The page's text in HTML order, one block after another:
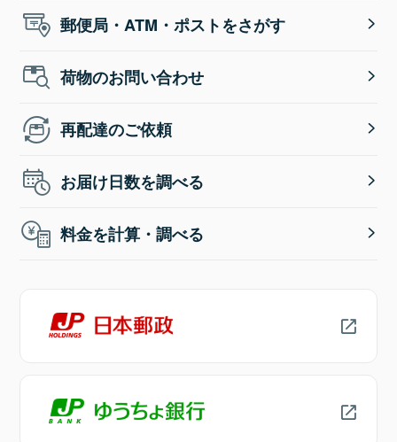
郵便局・ATM・ポストをさがす
荷物のお問い合わせ
再配達のご依頼
お届け日数を調べる
料金を計算・調べる